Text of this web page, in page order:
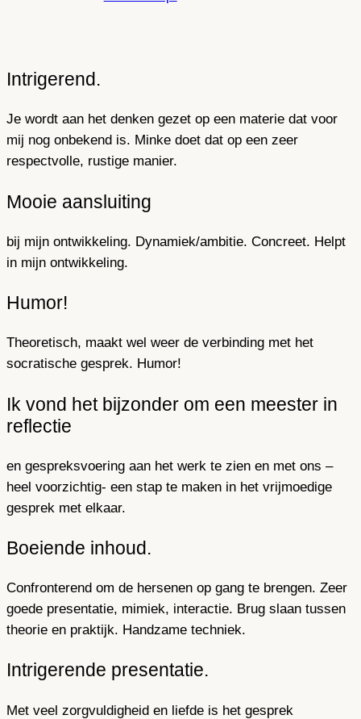
Intrigerend.
Je wordt aan het denken gezet op een materie dat voor
mij nog onbekend is. Minke doet dat op een zeer
respectvolle, rustige manier.
Mooie aansluiting
bij mijn ontwikkeling. Dynamiek/ambitie. Concreet. Helpt
in mijn ontwikkeling.
Humor!
Theoretisch, maakt wel weer de verbinding met het
socratische gesprek. Humor!
Ik vond het bijzonder om een meester in
reflectie
en gespreksvoering aan het werk te zien en met ons –
heel voorzichtig- een stap te maken in het vrijmoedige
gesprek met elkaar.
Boeiende inhoud.
Confronterend om de hersenen op gang te brengen. Zeer
goede presentatie, mimiek, interactie. Brug slaan tussen
theorie en praktijk. Handzame techniek.
Intrigerende presentatie.
Met veel zorgvuldigheid en liefde is het gesprek